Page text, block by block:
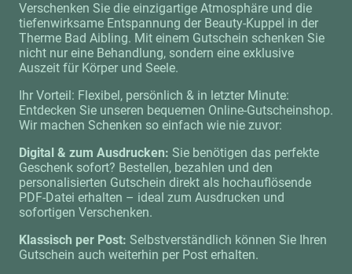
Verschenken Sie die einzigartige Atmosphäre und die
tiefenwirksame Entspannung der Beauty-Kuppel in der
Therme Bad Aibling. Mit einem Gutschein schenken Sie
nicht nur eine Behandlung, sondern eine exklusive
Auszeit für Körper und Seele.
Ihr Vorteil: Flexibel, persönlich & in letzter Minute:
Entdecken Sie unseren bequemen Online-Gutscheinshop.
Wir machen Schenken so einfach wie nie zuvor:
Digital & zum Ausdrucken: Sie benötigen das perfekte
Geschenk sofort? Bestellen, bezahlen und den
personalisierten Gutschein direkt als hochauflösende
PDF-Datei erhalten – ideal zum Ausdrucken und
sofortigen Verschenken.
Klassisch per Post: Selbstverständlich können Sie Ihren
Gutschein auch weiterhin per Post erhalten.